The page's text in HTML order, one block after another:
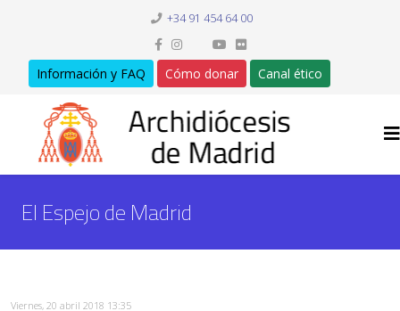
+34 91 454 64 00
Información y FAQ Cómo donar Canal ético
El Espejo de Madrid
Viernes, 20 abril 2018 13:35